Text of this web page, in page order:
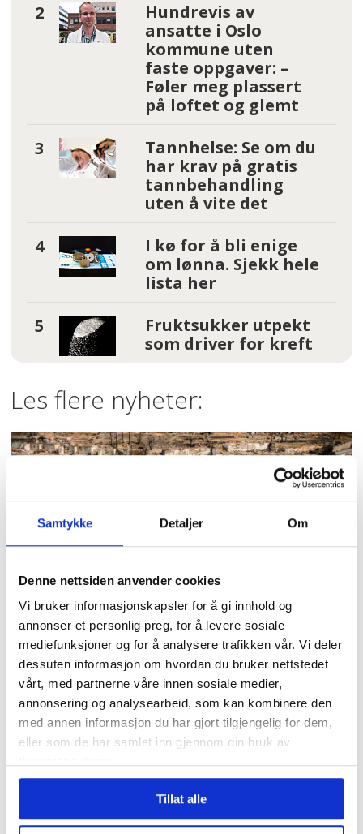
Samtykke Detaljer Om
Denne nettsiden anvender cookies
Vi bruker informasjonskapsler for å gi innhold og
annonser et personlig preg, for å levere sosiale
mediefunksjoner og for å analysere trafikken vår. Vi deler
dessuten informasjon om hvordan du bruker nettstedet
vårt, med partnerne våre innen sosiale medier,
annonsering og analysearbeid, som kan kombinere den
med annen informasjon du har gjort tilgjengelig for dem,
eller som de har samlet inn gjennom din bruk av
Tillat alle
Hundrevis av
ansatte i Oslo
kommune uten
faste oppgaver: –
Føler meg plassert
på loftet og glemt
Tannhelse: Se om du
har krav på gratis
tannbehandling
uten å vite det
I kø for å bli enige
om lønna. Sjekk hele
lista her
Fruktsukker utpekt
som driver for kreft
Les flere nyheter:
3,7 millioner kroner
samlet inn etter brannen i
Krokstadelva